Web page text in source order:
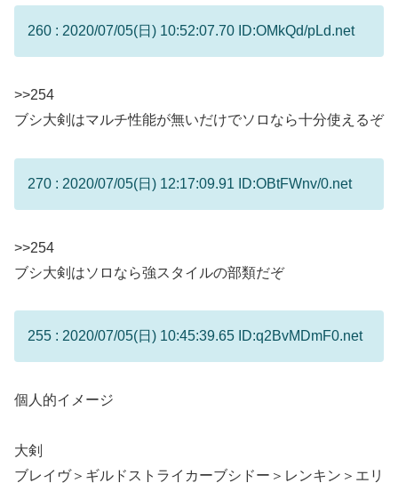
260 : 2020/07/05(日) 10:52:07.70 ID:OMkQd/pLd.net
>>254
ブシ大剣はマルチ性能が無いだけでソロなら十分使えるぞ
270 : 2020/07/05(日) 12:17:09.91 ID:OBtFWnv/0.net
>>254
ブシ大剣はソロなら強スタイルの部類だぞ
255 : 2020/07/05(日) 10:45:39.65 ID:q2BvMDmF0.net
個人的イメージ
大剣
ブレイヴ＞ギルドストライカーブシドー＞レンキン＞エリ